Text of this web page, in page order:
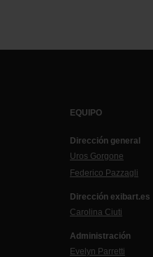
EQUIPO
Dirección general
Uros Gorgone
Federico Pazzagli
Dirección exibart.es
Carolina Ciuti
Administración
Evelyn Parretti